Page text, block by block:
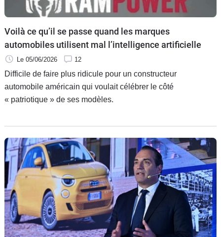
Voilà ce qu’il se passe quand les marques
automobiles utilisent mal l’intelligence artificielle
Le 05/06/2026 12
Difficile de faire plus ridicule pour un constructeur
automobile américain qui voulait célébrer le côté
« patriotique » de ses modèles.